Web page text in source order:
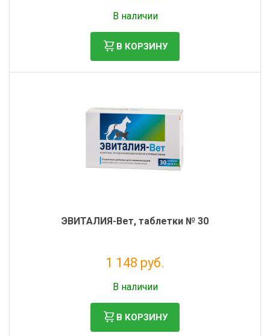
В наличии
В КОРЗИНУ
ЭВИТАЛИЯ-Вет, таблетки № 30
1 148 руб.
В наличии
В КОРЗИНУ